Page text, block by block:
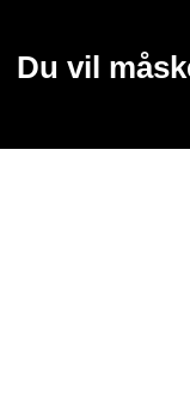
Du vil